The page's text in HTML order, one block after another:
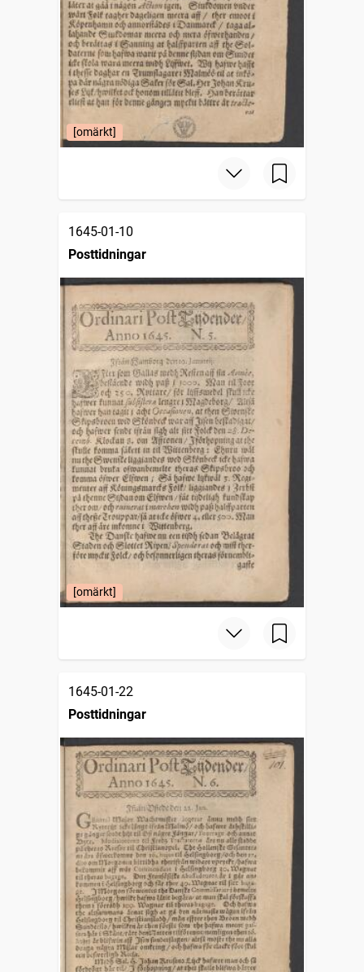
[omärkt]
1645-01-10
Posttidningar
[omärkt]
1645-01-22
Posttidningar